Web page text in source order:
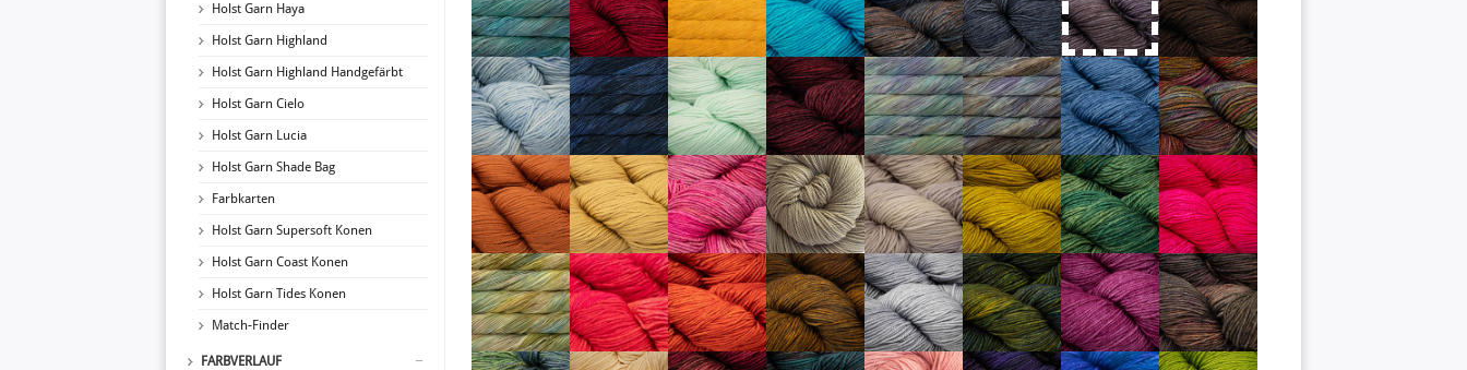
Holst Garn Haya
Holst Garn Highland
Holst Garn Highland Handgefärbt
Holst Garn Cielo
Holst Garn Lucia
Holst Garn Shade Bag
Farbkarten
Holst Garn Supersoft Konen
Holst Garn Coast Konen
Holst Garn Tides Konen
Match-Finder
FARBVERLAUF